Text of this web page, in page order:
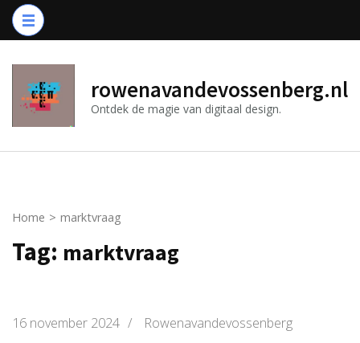
Ga
naar
(druk
Enter)
rowenavandevossenberg.nl
Ontdek de magie van digitaal design.
Home > marktvraag
Tag: marktvraag
16 november 2024 / Rowenavandevossenberg